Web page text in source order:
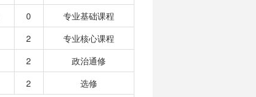
0
专业基础课程
2
专业核心课程
2
政治通修
2 选修